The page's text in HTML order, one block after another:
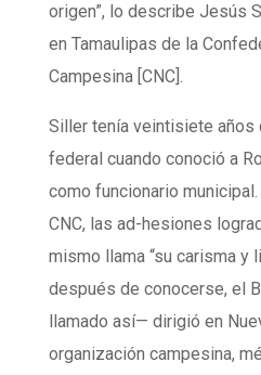
origen”, lo describe Jesús
en Tamaulipas de la
Campesina [CNC].
Siller tenía veintisiete años
federal cuando conoció a
como funcionario
CNC, las ad-hesiones
mismo llama “su carisma y
después de conocerse, el
llamado así— dirigió en
organización campesina,